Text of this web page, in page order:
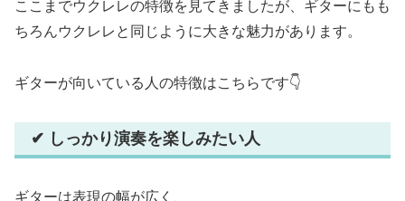
ここまでウクレレの特徴を見てきましたが、ギターにもも
ちろんウクレレと同じように大きな魅力があります。
ギターが向いている人の特徴はこちらです👇
✔ しっかり演奏を楽しみたい人
ギターは表現の幅が広く、